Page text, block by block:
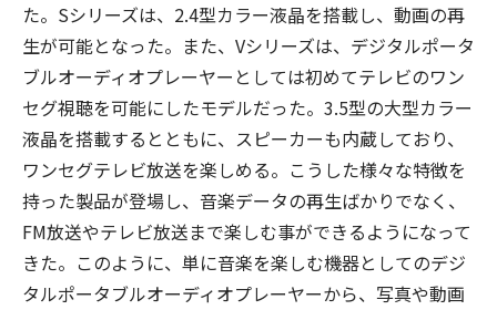
た。Sシリーズは、2.4型カラー液晶を搭載し、動画の再
生が可能となった。また、Vシリーズは、デジタルポータ
ブルオーディオプレーヤーとしては初めてテレビのワン
セグ視聴を可能にしたモデルだった。3.5型の大型カラー
液晶を搭載するとともに、スピーカーも内蔵しており、
ワンセグテレビ放送を楽しめる。こうした様々な特徴を
持った製品が登場し、音楽データの再生ばかりでなく、
FM放送やテレビ放送まで楽しむ事ができるようになって
きた。このように、単に音楽を楽しむ機器としてのデジ
タルポータブルオーディオプレーヤーから、写真や動画